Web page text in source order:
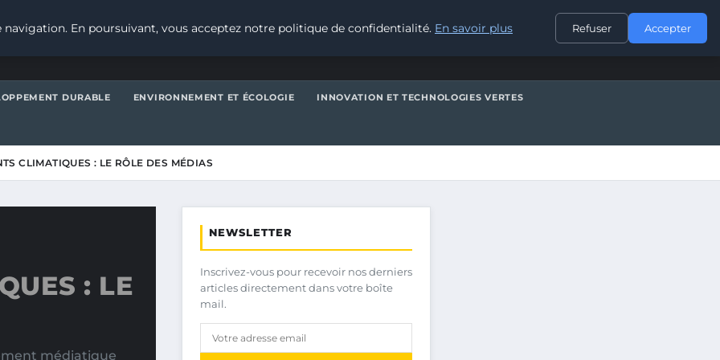
CONTACT
DURABLE ENVIRONNEMENT ET ÉCOLOGIE INNOVATION ET TECHNOLOGIES VERTES
CLIMATIQUES : LE RÔLE DES MÉDIAS
: LE
médiatique
NEWSLETTER
Inscrivez-vous pour recevoir nos derniers
articles directement dans votre boîte
mail.
En poursuivant, vous acceptez notre politique de confidentialité. En savoir plus Refuser Accepter